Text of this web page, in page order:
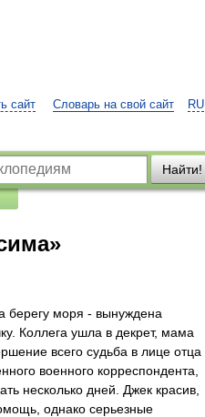
RU
сайт Словарь на свой сайт
Найти!
берегу моря - вынуждена
Коллега ушла в декрет, мама
всего судьба в лице отца
военного корреспондента,
несколько дней. Джек красив,
однако серьезные